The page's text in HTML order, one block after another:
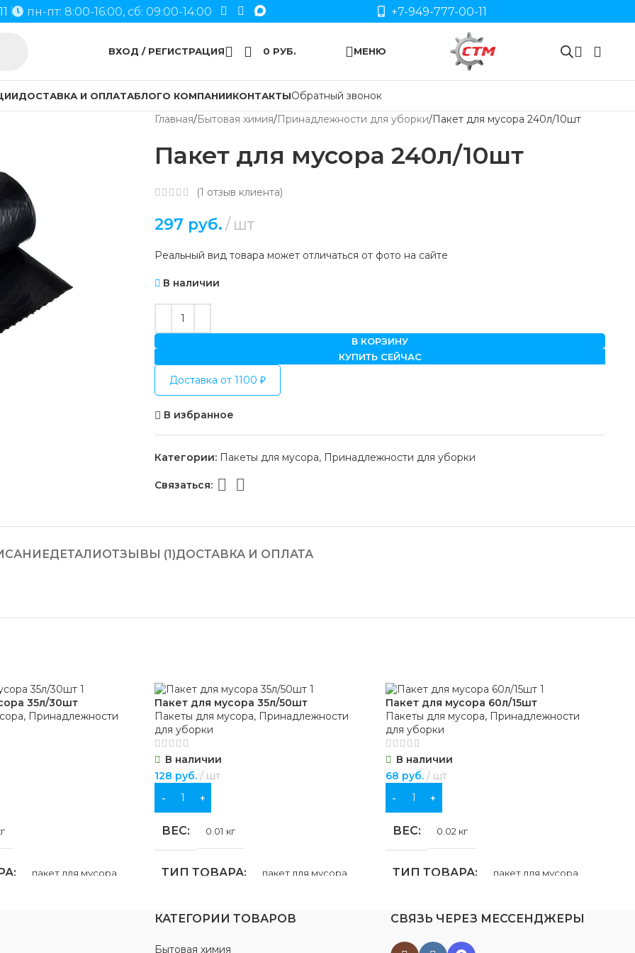
пн-пт: 8:00-16:00, сб: 09:00-14:00 +7-949-777-00-11
ВХОД / РЕГИСТРАЦИЯ 0 РУБ. МЕНЮ
ДОСТАВКА И ОПЛАТАБЛОГО КОМПАНИИКОНТАКТЫОбратный звонок
Главная Бытовая химия Принадлежности для уборки Пакет для мусора 240л/10шт
Пакет для мусора 240л/10шт
(1 отзыв клиента)
297 руб. шт
Реальный вид товара может отличаться от фото на сайте
В наличии
В КОРЗИНУ
КУПИТЬ СЕЙЧАС
Доставка от 1100 ₽
В избранное
Категории: Пакеты для мусора, Принадлежности для уборки
Связаться:
ДЕТАЛИОТЗЫВЫ (1)ДОСТАВКА И ОПЛАТА
35л/30шт
, Принадлежности
пакет для мусора
Пакет для мусора 35л/50шт
Пакеты для мусора, Принадлежности
для уборки
В наличии
128 руб. шт
В КОРЗИНУ
ВЕС 0.01 кг
ТИП ТОВАРА пакет для мусора
НАЗНАЧЕНИЕ
Пакет для мусора 60л/15шт
Пакеты для мусора, Принадлежности
для уборки
В наличии
68 руб. шт
В КОРЗИНУ
ВЕС 0.02 кг
ТИП ТОВАРА пакет для мусора
НАЗНАЧЕНИЕ
КАТЕГОРИИ ТОВАРОВ
Бытовая химия
СВЯЗЬ ЧЕРЕЗ МЕССЕНДЖЕРЫ